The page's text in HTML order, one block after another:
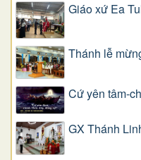
Giáo xứ Ea
Thánh lễ
Cứ yên tâm-
GX Thánh